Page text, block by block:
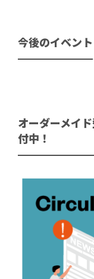
今後のイベント
オーダーメイ
付中！